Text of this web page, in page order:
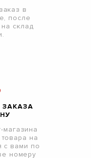
в
после
склад
на
с вами по
номеру